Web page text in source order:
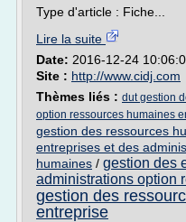
Type d'article : Fiche...
Lire la suite
Date: 2016-12-24
Site : http://www.cidj.com
Thèmes liés : dut gestion
option ressources humaines
gestion des ressources
entreprises et des
humaines / gestion des
administrations option
gestion des
entreprise